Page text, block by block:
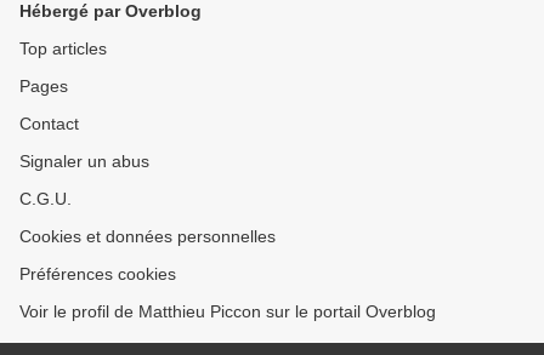
Hébergé par Overblog
Top articles
Pages
Contact
Signaler un abus
C.G.U.
Cookies et données personnelles
Préférences cookies
Voir le profil de Matthieu Piccon sur le portail Overblog